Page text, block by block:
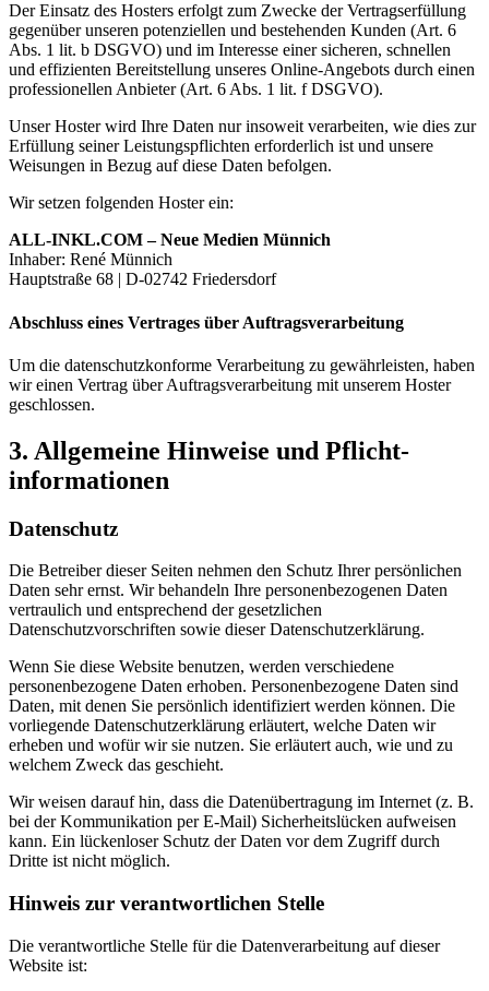
Der Einsatz des Hosters erfolgt zum Zwecke der Vertragserfüllung
gegenüber unseren potenziellen und bestehenden Kunden (Art. 6
Abs. 1 lit. b DSGVO) und im Interesse einer sicheren, schnellen
und effizienten Bereitstellung unseres Online-Angebots durch einen
professionellen Anbieter (Art. 6 Abs. 1 lit. f DSGVO).
Unser Hoster wird Ihre Daten nur insoweit verarbeiten, wie dies zur
Erfüllung seiner Leistungspflichten erforderlich ist und unsere
Weisungen in Bezug auf diese Daten befolgen.
Wir setzen folgenden Hoster ein:
ALL-INKL.COM – Neue Medien Münnich
Inhaber: René Münnich
Hauptstraße 68 | D-02742 Friedersdorf
Abschluss eines Vertrages über Auftragsverarbeitung
Um die datenschutzkonforme Verarbeitung zu gewährleisten, haben
wir einen Vertrag über Auftragsverarbeitung mit unserem Hoster
geschlossen.
3. Allgemeine Hinweise und Pflicht­
informationen
Datenschutz
Die Betreiber dieser Seiten nehmen den Schutz Ihrer persönlichen
Daten sehr ernst. Wir behandeln Ihre personenbezogenen Daten
vertraulich und entsprechend der gesetzlichen
Datenschutzvorschriften sowie dieser Datenschutzerklärung.
Wenn Sie diese Website benutzen, werden verschiedene
personenbezogene Daten erhoben. Personenbezogene Daten sind
Daten, mit denen Sie persönlich identifiziert werden können. Die
vorliegende Datenschutzerklärung erläutert, welche Daten wir
erheben und wofür wir sie nutzen. Sie erläutert auch, wie und zu
welchem Zweck das geschieht.
Wir weisen darauf hin, dass die Datenübertragung im Internet (z. B.
bei der Kommunikation per E-Mail) Sicherheitslücken aufweisen
kann. Ein lückenloser Schutz der Daten vor dem Zugriff durch
Dritte ist nicht möglich.
Hinweis zur verantwortlichen Stelle
Die verantwortliche Stelle für die Datenverarbeitung auf dieser
Website ist: